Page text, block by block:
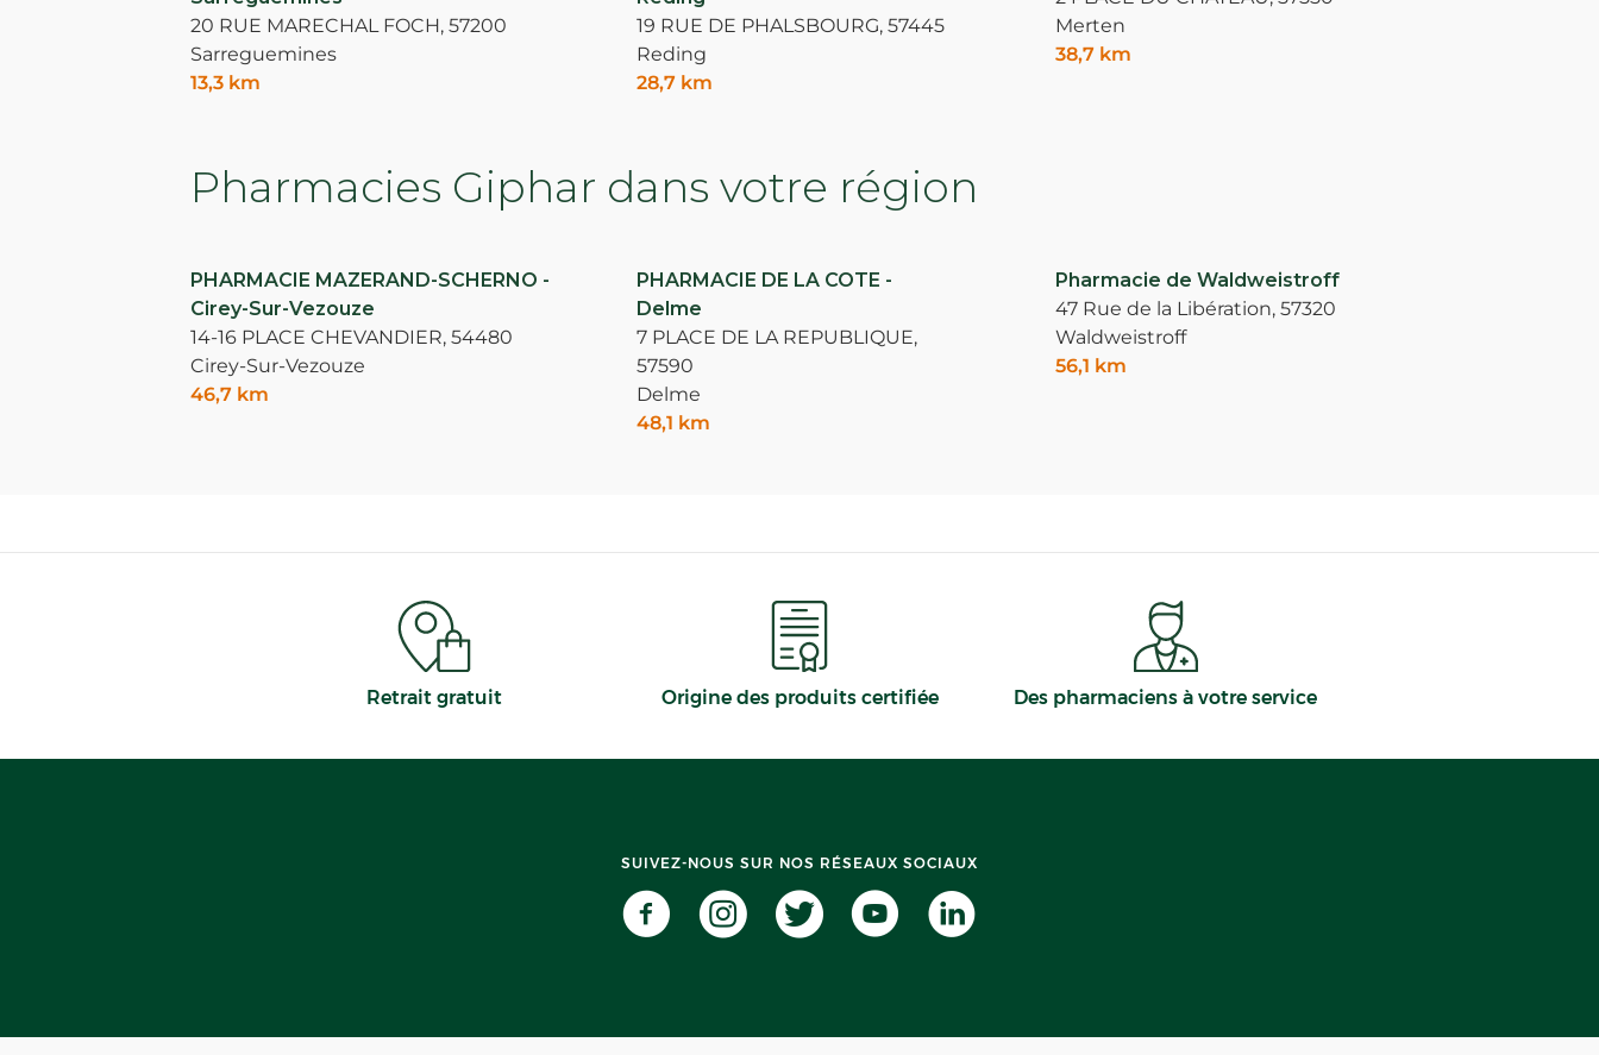
20 RUE MARECHAL FOCH, 57200
Sarreguemines
13,3 km
19 RUE DE PHALSBOURG, 57445
Reding
28,7 km
Merten
38,7 km
Pharmacies Giphar dans votre région
PHARMACIE MAZERAND-SCHERNO -
Cirey-Sur-Vezouze
14-16 PLACE CHEVANDIER, 54480
Cirey-Sur-Vezouze
46,7 km
PHARMACIE DE LA COTE -
Delme
7 PLACE DE LA REPUBLIQUE,
57590
Delme
48,1 km
Pharmacie de Waldweistroff
47 Rue de la Libération, 57320
Waldweistroff
56,1 km
Retrait gratuit Origine des produits certifiée Des pharmaciens à votre service
SUIVEZ-NOUS SUR NOS RÉSEAUX SOCIAUX